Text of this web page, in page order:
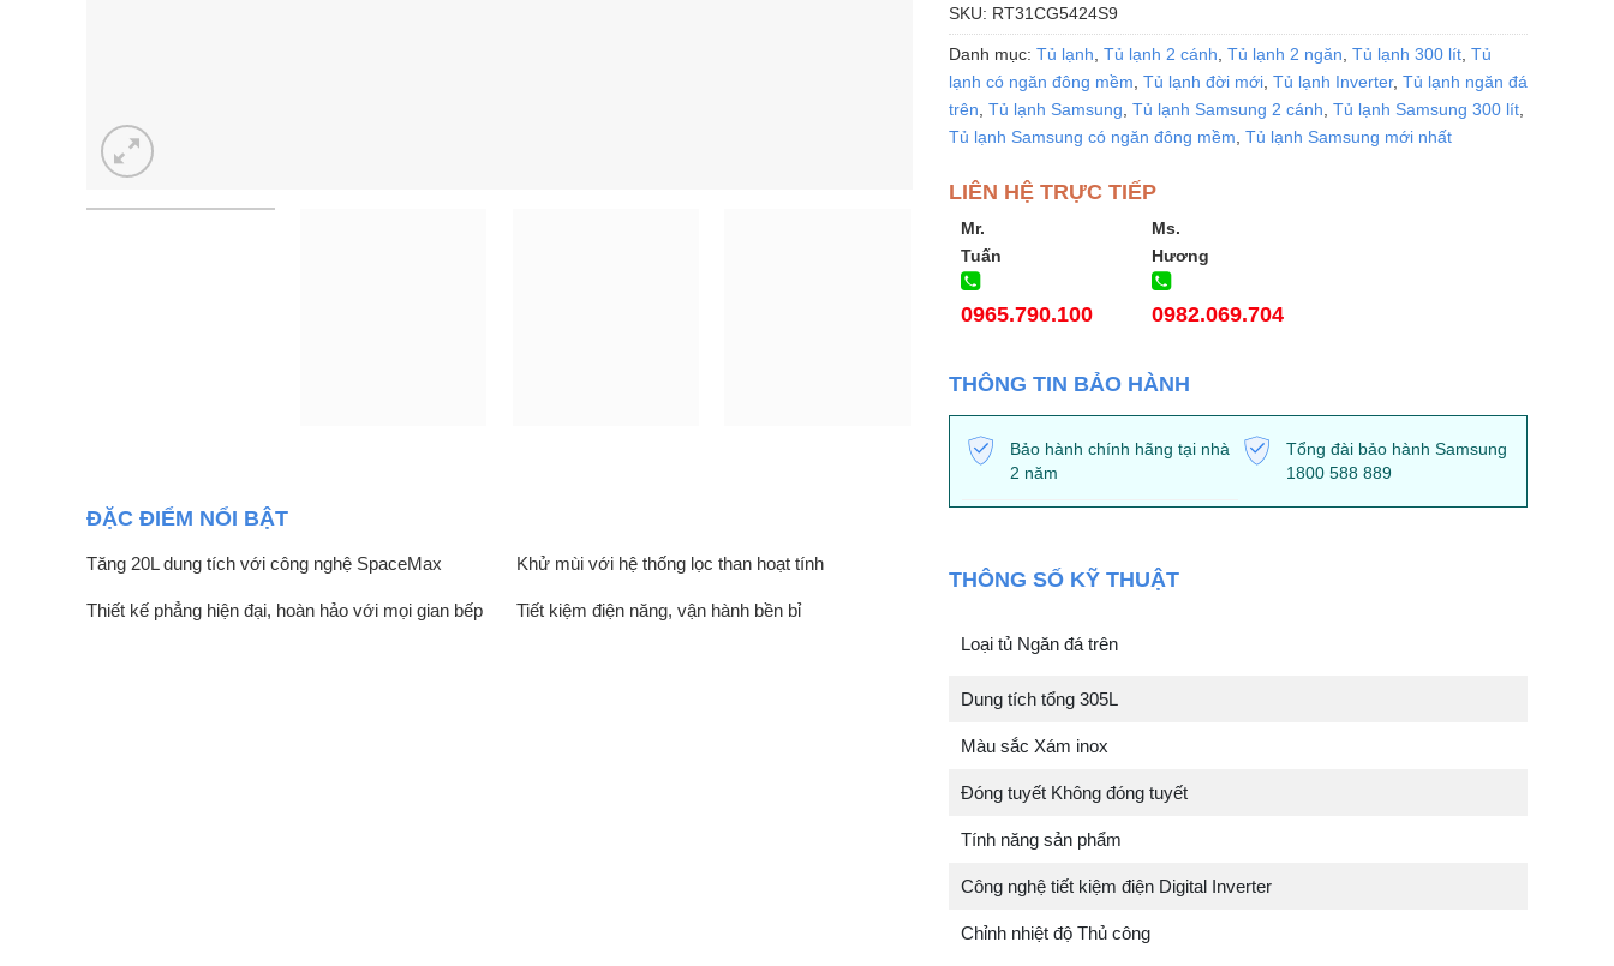
ĐẶC ĐIỂM NỔI BẬT
Tăng 20L dung tích với công nghệ SpaceMax Khử mùi với hệ thống lọc than hoạt tính
Thiết kế phẳng hiện đại, hoàn hảo với mọi gian bếp Tiết kiệm điện năng, vận hành bền bỉ
SKU: RT31CG5424S9
Danh mục: Tủ lạnh Tủ lạnh 2 cánh Tủ lạnh 2 ngăn Tủ lạnh 300 lít, Tủ
lạnh có ngăn đông mềm Tủ lạnh đời mới, Tủ lạnh Inverter, Tủ lạnh ngăn đá
trên Tủ lạnh Samsung Tủ lạnh Samsung 2 cánh Tủ lạnh Samsung 300 lít,
Tủ lạnh Samsung có ngăn đông mềm Tủ lạnh Samsung mới nhất
LIÊN HỆ TRỰC TIẾP
Mr.
Tuấn
0965.790.100
Ms.
Hương
0982.069.704
THÔNG TIN BẢO HÀNH
Bảo hành chính hãng tại nhà
2 năm
Tổng đài bảo hành Samsung
1800 588 889
THÔNG SỐ KỸ THUẬT
Loại tủ Ngăn đá trên
Dung tích tổng 305L
Màu sắc Xám inox
Đóng tuyết Không đóng tuyết
Tính năng sản phẩm
Công nghệ tiết kiệm điện Digital Inverter
Chỉnh nhiệt độ Thủ công